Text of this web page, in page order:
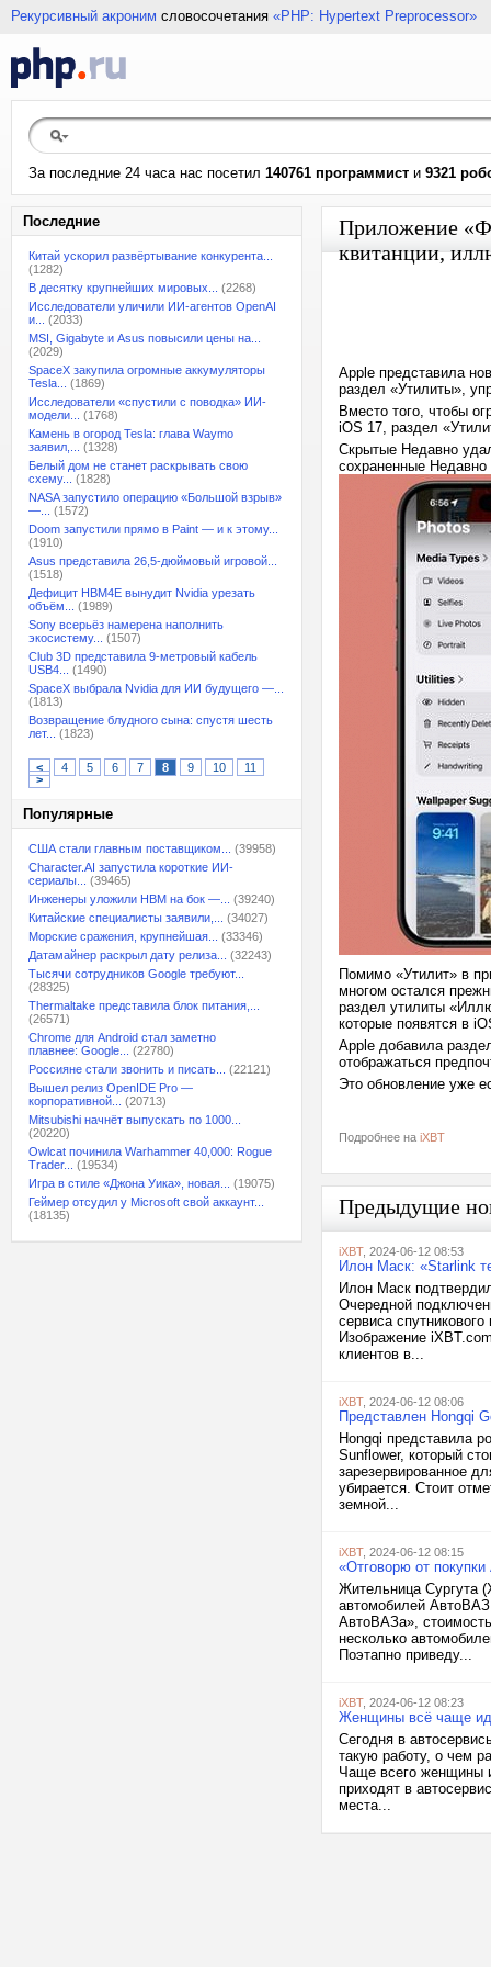
Рекурсивный акроним словосочетания «PHP: Hypertext Preprocessor»
За последние 24 часа нас посетил 140761 программист и 9321
Последние
Китай ускорил развёртывание конкурента...
(1282)
В десятку крупнейших мировых...
(2268)
Исследователи уличили ИИ-агентов OpenAI
и...
(2033)
MSI, Gigabyte и Asus повысили цены на...
(2029)
SpaceX закупила огромные аккумуляторы
Tesla...
(1869)
Исследователи «спустили с поводка» ИИ-
модели...
(1768)
Камень в огород Tesla: глава Waymo
заявил,...
(1328)
Белый дом не станет раскрывать свою
схему...
(1828)
NASA запустило операцию «Большой взрыв»
—...
(1572)
Doom запустили прямо в Paint — и к этому...
(1910)
Asus представила 26,5-дюймовый игровой...
(1518)
Дефицит HBM4E вынудит Nvidia урезать
объём...
(1989)
Sony всерьёз намерена наполнить
экосистему...
(1507)
Club 3D представила 9-метровый кабель
USB4...
(1490)
SpaceX выбрала Nvidia для ИИ будущего —...
(1813)
Возвращение блудного сына: спустя шесть
лет...
(1823)
< 4 5 6 7 8 9 10
11
>
Популярные
США стали главным поставщиком...
(39958)
Character.AI запустила короткие ИИ-
сериалы...
(39465)
Инженеры уложили HBM на бок —...
(39240)
Китайские специалисты заявили,...
(34027)
Морские сражения, крупнейшая...
(33346)
Датамайнер раскрыл дату релиза...
(32243)
Тысячи сотрудников Google требуют...
(28325)
Thermaltake представила блок питания,...
(26571)
Chrome для Android стал заметно
плавнее: Google...
(22780)
Россияне стали звонить и писать...
(22121)
Вышел релиз OpenIDE Pro —
корпоративной...
(20713)
Mitsubishi начнёт выпускать по 1000...
(20220)
Owlcat починила Warhammer 40,000: Rogue
Trader...
(19534)
Игра в стиле «Джона Уика», новая...
(19075)
Геймер отсудил у Microsoft свой аккаунт...
(18135)
Приложение
квитанции,
Apple представила
раздел «Утилиты»,
Вместо того, чтобы
iOS 17, раздел
Скрытые Недавно
сохраненные
Помимо «Утилит» в
многом остался
раздел утилиты
которые появятся в
Apple добавила
отображаться
Это обновление уже
Подробнее на iXBT
Предыдущие
iXBT, 2024-06-12 08:53
Илон Маск: «Starlink
Илон Маск
Очередной
сервиса
Изображение
клиентов в...
iXBT, 2024-06-12 08:06
Представлен Hongqi
Hongqi представила
Sunflower, который
зарезервированное
убирается. Стоит
земной...
iXBT, 2024-06-12 08:15
«Отговорю от
Жительница Сургута
автомобилей
АвтоВАЗа»,
несколько
Поэтапно приведу...
iXBT, 2024-06-12 08:23
Женщины всё чаще
Сегодня в
такую работу, о чем
Чаще всего женщины
приходят в
места...